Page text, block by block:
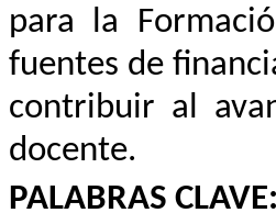
para la
fuentes de
contribuir al
docente.
PALABRAS CLAVE: